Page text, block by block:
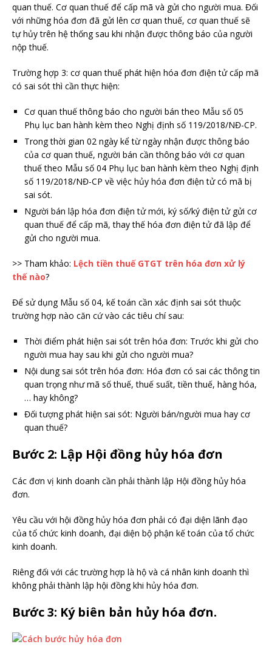
quan thuế. Cơ quan thuế để cấp mã và gửi cho người mua. Đối
với những hóa đơn đã gửi lên cơ quan thuế, cơ quan thuế sẽ
tự hủy trên hệ thống sau khi nhận được thông báo của người
nộp thuế.
Trường hợp 3: cơ quan thuế phát hiện hóa đơn điện tử cấp mã
có sai sót thì cần thực hiện:
Cơ quan thuế thông báo cho người bán theo Mẫu số 05
Phụ lục ban hành kèm theo Nghị định số 119/2018/NĐ-CP.
Trong thời gian 02 ngày kể từ ngày nhận được thông báo
của cơ quan thuế, người bán cần thông báo với cơ quan
thuế theo Mẫu số 04 Phụ lục ban hành kèm theo Nghị định
số 119/2018/NĐ-CP về việc hủy hóa đơn điện tử có mã bị
sai sót.
Người bán lập hóa đơn điện tử mới, ký số/ký điện tử gửi cơ
quan thuế để cấp mã, thay thế hóa đơn điện tử đã lập để
gửi cho người mua.
>> Tham khảo: Lệch tiền thuế GTGT trên hóa đơn xử lý
thế nào?
Để sử dụng Mẫu số 04, kế toán cần xác định sai sót thuộc
trường hợp nào căn cứ vào các tiêu chí sau:
Thời điểm phát hiện sai sót trên hóa đơn: Trước khi gửi cho
người mua hay sau khi gửi cho người mua?
Nội dung sai sót trên hóa đơn: Hóa đơn có sai các thông tin
quan trọng như mã số thuế, thuế suất, tiền thuế, hàng hóa,
… hay không?
Đối tượng phát hiện sai sót: Người bán/người mua hay cơ
quan thuế?
Bước 2: Lập Hội đồng hủy hóa đơn
Các đơn vị kinh doanh cần phải thành lập Hội đồng hủy hóa
đơn.
Yêu cầu với hội đồng hủy hóa đơn phải có đại diện lãnh đạo
của tổ chức kinh doanh, đại diện bộ phận kế toán của tổ chức
kinh doanh.
Riêng đối với các trường hợp là hộ và cá nhân kinh doanh thì
không phải thành lập hội đồng khi hủy hóa đơn.
Bước 3: Ký biên bản hủy hóa đơn.